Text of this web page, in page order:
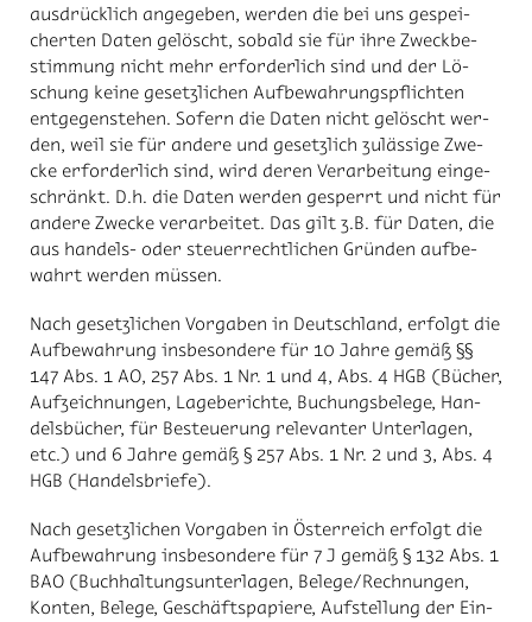
aus­drück­lich an­ge­ge­ben, wer­den die bei uns ge­spei­
cher­ten Da­ten ge­löscht, so­bald sie für ihre Zweck­be­
stim­mung nicht mehr er­for­der­lich sind und der Lö­
schung kei­ne ge­setz­li­chen Auf­be­wah­rungs­pflich­ten
ent­ge­gen­ste­hen. So­fern die Da­ten nicht ge­löscht wer­
den, weil sie für an­de­re und ge­setz­lich zu­läs­si­ge Zwe­
cke er­for­der­lich sind, wird de­ren Ver­ar­bei­tung ein­ge­
schränkt. D.h. die Da­ten wer­den ge­sperrt und nicht für
an­de­re Zwe­cke ver­ar­bei­tet. Das gilt z.B. für Da­ten, die
aus han­dels- oder steu­er­recht­li­chen Grün­den auf­be­
wahrt wer­den müs­sen.
Nach ge­setz­li­chen Vor­ga­ben in Deutsch­land, er­folgt die
Auf­be­wah­rung ins­be­son­de­re für 10 Jah­re ge­mäß §§
147 Abs. 1 AO, 257 Abs. 1 Nr. 1 und 4, Abs. 4 HGB (Bü­cher,
Auf­zeich­nun­gen, La­ge­be­rich­te, Bu­chungs­be­le­ge, Han­
dels­bü­cher, für Be­steue­rung re­le­van­ter Un­ter­la­gen,
etc.) und 6 Jah­re ge­mäß § 257 Abs. 1 Nr. 2 und 3, Abs. 4
HGB (Han­dels­brie­fe).
Nach ge­setz­li­chen Vor­ga­ben in Öster­reich er­folgt die
Auf­be­wah­rung ins­be­son­de­re für 7 J ge­mäß § 132 Abs. 1
BAO (Buch­hal­tungs­un­ter­la­gen, Be­le­ge/​Rech­nun­gen,
Kon­ten, Be­le­ge, Ge­schäfts­pa­pie­re, Auf­stel­lung der Ein­